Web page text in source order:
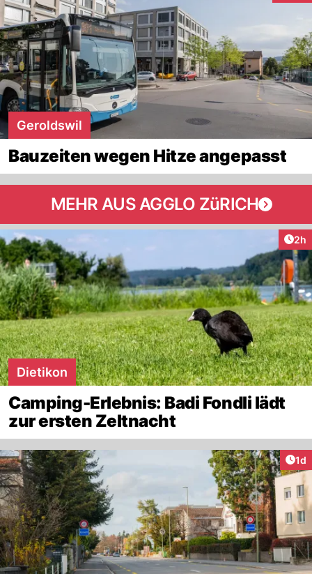
Geroldswil
Bauzeiten wegen Hitze angepasst
MEHR AUS AGGLO ZüRICH
2h
Dietikon
Camping-Erlebnis: Badi Fondli lädt
zur ersten Zeltnacht
1d